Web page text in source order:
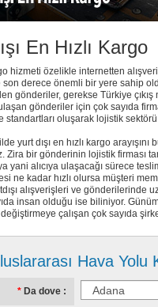
Hava Yolu
Da dove
En Hızlı Kargo
hizmeti özelikle internetten
derece önemli bir yere sahip
gönderiler, gerekse Türkiye çıkış
gönderiler için çok sayıda
standartları oluşarak lojistik
yurt dışı en hızlı kargo
Zira bir gönderinin lojistik firması
yani alıcıya ulaşacağı sürece
ne kadar hızlı olursa müşteri
alışverişleri ve gönderilerinde
insan olduğu ise biliniyor.
çalışan çok sayıda